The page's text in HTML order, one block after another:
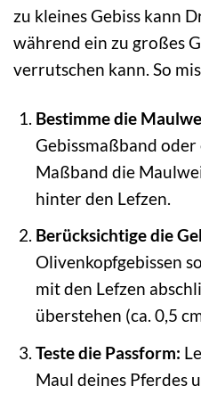
zu kleines Gebiss kann
während ein zu großes
verrutschen kann. So
Bestimme die
Gebissmaßband
Maßband die
hinter den Lefzen.
Berücksichtige die
Olivenkopfgebissen
mit den Lefzen
überstehen (ca. 0,5
Teste die Passform:
Maul deines Pferdes